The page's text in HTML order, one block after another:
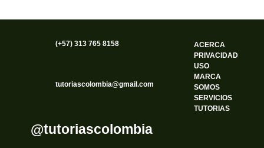
(+57) 313 765 8158
tutoriascolombia@gmail.com
@tutoriascolombia
ACERCA
PRIVACIDAD
USO
MARCA
SOMOS
SERVICIOS
TUTORIAS